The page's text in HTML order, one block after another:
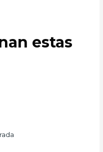
estas